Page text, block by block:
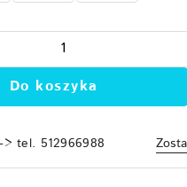
Do koszyka
tel. 512966988